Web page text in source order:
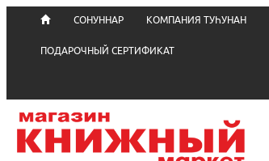
СОНУННАР КОМПАНИЯ ТУҺУНАН
ПОДАРОЧНЫЙ СЕРТИФИКАТ